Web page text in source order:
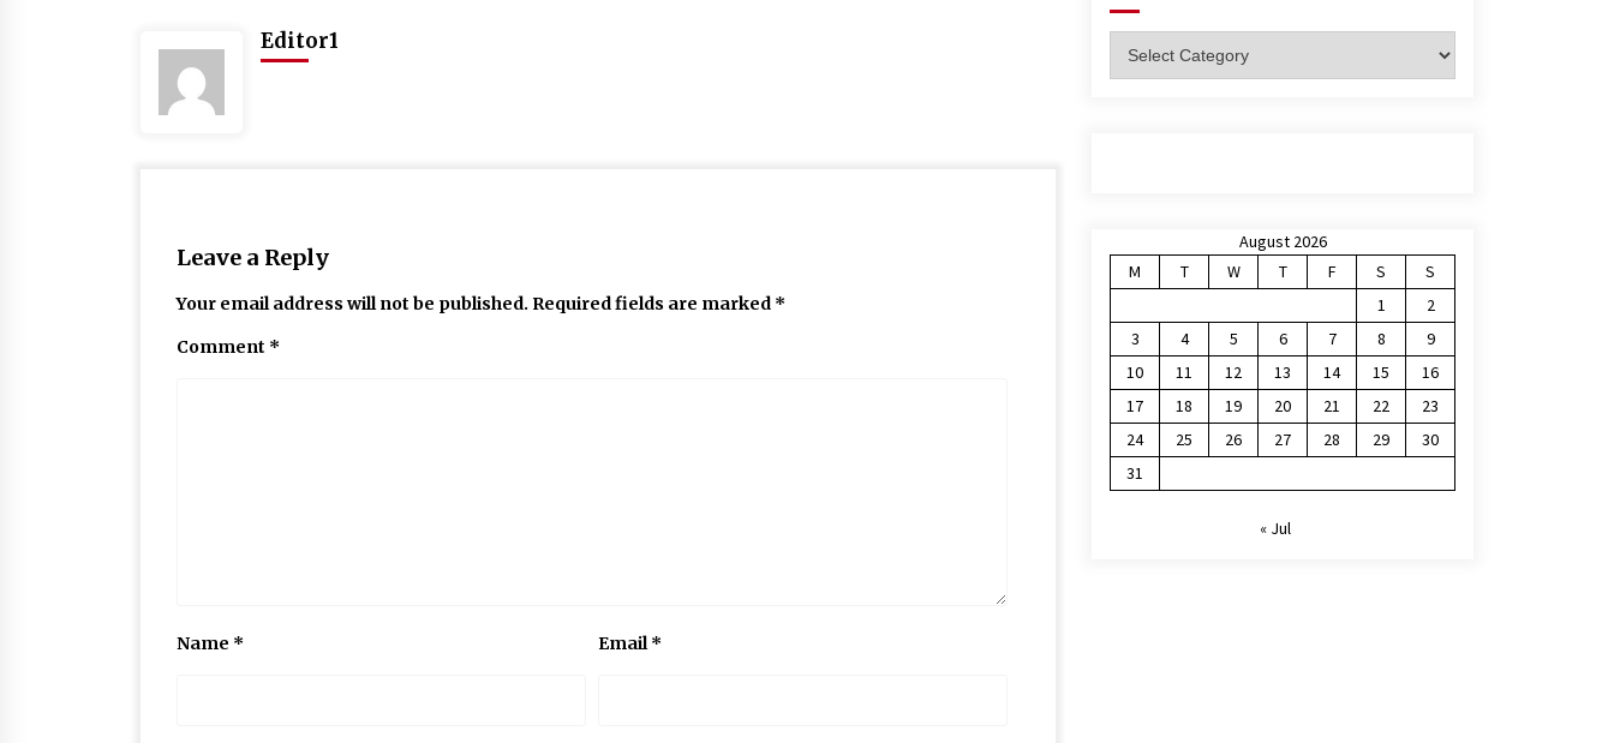
Editor1
Leave a Reply
Your email address will not be published. Required fields are marked *
Comment *
Name * Email*
August 2026
M
T W T F S
S
1
2
3
4 5 6 7 8
9
10
11 12 13 14 15
16
17
18 19 20 21 22
23
24
25 26 27 28 29
30
31
« Jul